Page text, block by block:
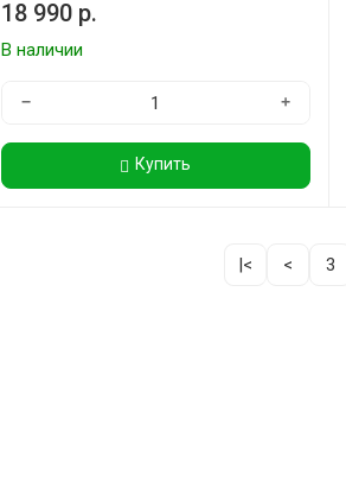
18 990 р.
В наличии
− +
Купить
|< < 3